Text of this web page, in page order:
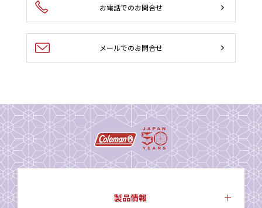
お電話でのお問合せ
メールでのお問合せ
製品情報